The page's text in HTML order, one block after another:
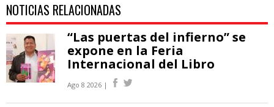
NOTICIAS RELACIONADAS
“Las puertas del infierno” se
expone en la Feria
Internacional del Libro
Ago 8 2026 |